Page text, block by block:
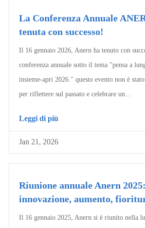
La Conferenza Annuale
tenuta con successo!
Il 16 gennaio 2026, Anern ha tenuto con
conferenza annuale sotto il tema "pensa a
insieme-apri 2026." questo evento non è
per riflettere sul passato e celebrare un...
Leggi di più
Jan 21, 2026
Riunione annuale Anern 2025:
innovazione, aumento,
Il 16 gennaio 2025, Anern si è riunito nella